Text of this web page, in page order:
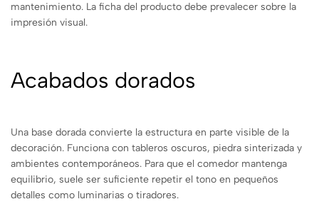
mantenimiento. La ficha del producto debe prevalecer sobre la
impresión visual.
Acabados dorados
Una base dorada convierte la estructura en parte visible de la
decoración. Funciona con tableros oscuros, piedra sinterizada y
ambientes contemporáneos. Para que el comedor mantenga
equilibrio, suele ser suficiente repetir el tono en pequeños
detalles como luminarias o tiradores.